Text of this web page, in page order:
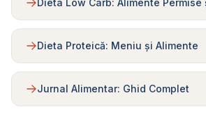
Dieta Low Carb: Alimente Permise
Dieta Proteică: Meniu și Alimente
Jurnal Alimentar: Ghid Complet